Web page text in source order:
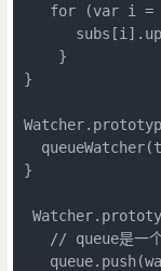
for (var i =
    }
}
}
// queue是一